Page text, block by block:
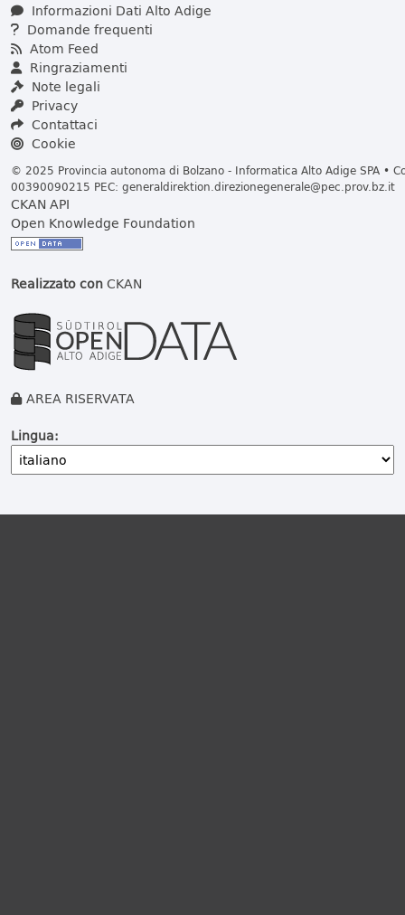
Informazioni Dati Alto Adige
Domande frequenti
Atom Feed
Ringraziamenti
Note legali
Privacy
Contattaci
Cookie
© 2025 Provincia autonoma di Bolzano - Informatica Alto Adige SPA •
00390090215 PEC: generaldirektion.direzionegenerale@pec.prov.bz.it
CKAN API
Open Knowledge Foundation
Realizzato conCKAN
AREA RISERVATA
Lingua